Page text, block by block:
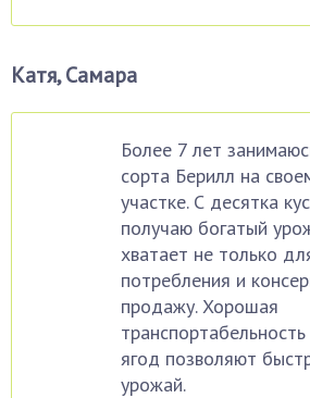
Катя, Самара
Более 7 лет
сорта Берилл на
участке. С десятка
получаю богатый
хватает не только
потребления и
продажу. Хорошая
ягод позволяют
урожай.